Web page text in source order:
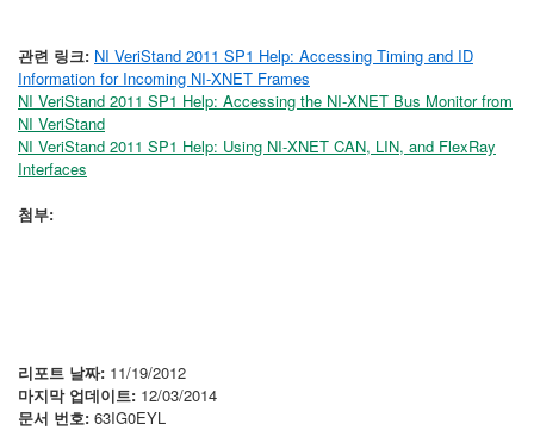
관련 링크: NI VeriStand 2011 SP1 Help: Accessing Timing and ID
Information for Incoming NI-XNET Frames
NI VeriStand 2011 SP1 Help: Accessing the NI-XNET Bus Monitor from
NI VeriStand
NI VeriStand 2011 SP1 Help: Using NI-XNET CAN, LIN, and FlexRay
Interfaces
첨부:
리포트 날짜: 11/19/2012
마지막 업데이트: 12/03/2014
문서 번호: 63IG0EYL